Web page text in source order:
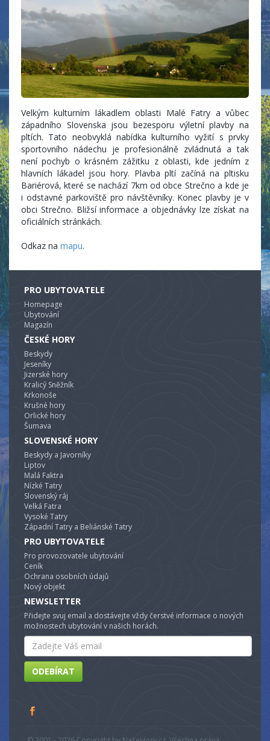
Velkým kulturním lákadlem oblasti Malé Fatry a vůbec
západního Slovenska jsou bezesporu výletní plavby na
pltích. Tato neobvyklá nabídka kulturního vyžití s prvky
sportovního nádechu je profesionálně zvládnutá a tak
není pochyb o krásném zážitku z oblasti, kde jedním z
hlavních lákadel jsou hory. Plavba pltí začíná na pltisku
Bariérová, které se nachází 7km od obce Strečno a kde je
i odstavné parkoviště pro návštěvníky. Konec plavby je v
obci Strečno. Bližsí informace a objednávky lze získat na
oficiálních stránkách.
Odkaz na mapu.
PRO UBYTOVATELE
Homepage
Ubytování
Magazín
ČESKÉ HORY
Beskydy
Jeseníky
Jizerské hory
Kralicý Sněžník
Krkonoše
Krušné hory
Orlické hory
Šumava
SLOVENSKÉ HORY
Beskydy a Javorníky
Liptov
Malá Faktra
Nízké Tatry
Slovenský ráj
Velká Fatra
Vysoké Tatry
Západní Tatry a Beliánské Tatry
PRO UBYTOVATELE
Pro provozovatele ubytování
Ceník
Ochrana osobních údajů
Nový objekt
NEWSLETTER
Přidejte svuj email a dostávejte vždy čerstvé informace o nových
možnostech ubytování v našich horách.
Email
ODEBÍRAT